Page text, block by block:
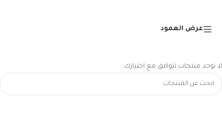
عرض العمود
لا توجد منتجات تتوافق مع اختيارك.